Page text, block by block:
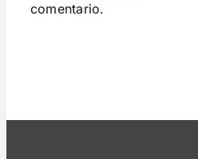
comentario.